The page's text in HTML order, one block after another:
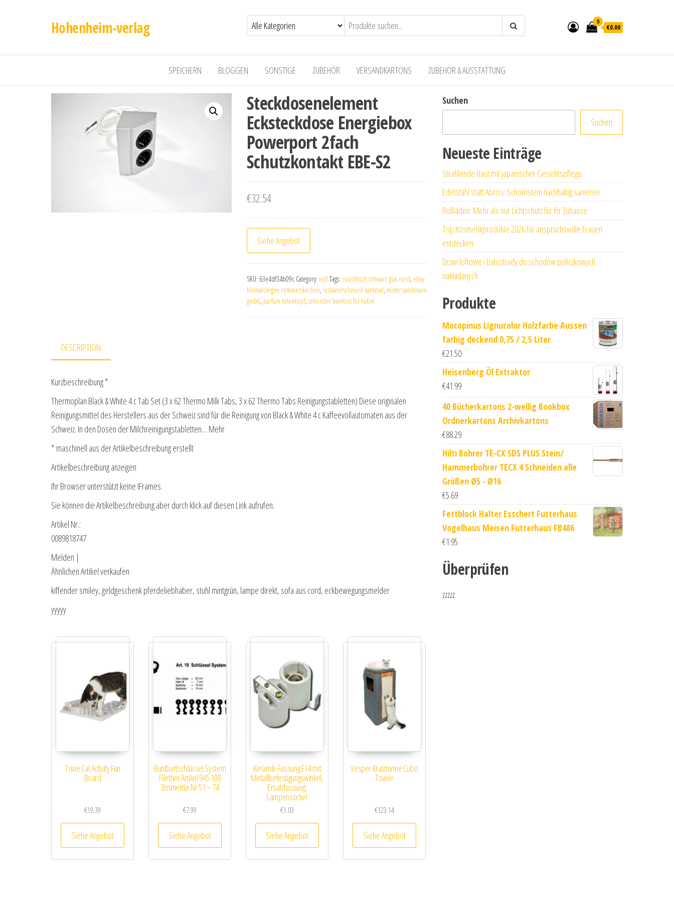
Hohenheim-verlag 0
€0.00
SPEICHERN BLOGGEN SONSTIGE ZUBEHÖR VERSANDKARTONS ZUBEHÖR & AUSSTATTUNG
Steckdosenelement
Ecksteckdose Energiebox
Powerport 2fach
Schutzkontakt EBE-S2
€32.54
Siehe Angebot
SKU: 63e4df34b09c Category: null Tags: couchtisch schwarz glas rund, ebay
kleinanzeigen rommerskirchen, indianerschmuck karneval, mister sandmann
gmbh, parfüm totenkopf, schönster bambus für kübel
DESCRIPTION
Kurzbeschreibung *
Thermoplan Black & White 4 c Tab Set (3 x 62 Thermo Milk Tabs, 3 x 62 Thermo Tabs Reinigungstabletten) Diese originalen
Reinigungsmittel des Herstellers aus der Schweiz sind für die Reinigung von Black & White 4 c Kaffeevollautomaten aus der
Schweiz. In den Dosen der Milchreinigungstabletten… Mehr
* maschinell aus der Artikelbeschreibung erstellt
Artikelbeschreibung anzeigen
Ihr Browser unterstützt keine IFrames.
Sie können die Artikelbeschreibung aber durch klick auf diesen Link aufrufen.
Artikel Nr.:
0089818747
Melden |
Ähnlichen Artikel verkaufen
kiffender smiley, geldgeschenk pferdeliebhaber, stuhl mintgrün, lampe direkt, sofa aus cord, eckbewegungsmelder
yyyyy
Trixie Cat Activity Fun
Board
€19.39
Siehe Angebot
Buntbartschlüssel System
Fliether Artikel 945 108
Zimmertür Nr 51 – 74
€7.99
Siehe Angebot
Keramik-Fassung E14 mit
Metallbefestigungswinkel,
Ersatzfassung,
Lampensockel
€1.03
Siehe Angebot
Vesper Kratztonne Cubo
Tower
€123.14
Siehe Angebot
Suchen
Suchen
Neueste Einträge
Strahlende Haut mit japanischer Gesichtspflege
Edelstahl statt Abriss: Schornstein nachhaltig sanieren
Rollläden: Mehr als nur Lichtschutz für Ihr Zuhause
Top Kosmetikprodukte 2026 für anspruchsvolle Frauen
entdecken
Drzwi loftowe i balustrady do schodów policzkowych
nakładanych
Produkte
Mocopinus Lignucolor Holzfarbe Aussen
farbig deckend 0,75 / 2,5 Liter
€21.50
Heisenberg Öl Extraktor
€41.99
40 Bücherkartons 2-wellig Bookbox
Ordnerkartons Archivkartons
€88.29
Hilti Bohrer TE-CX SDS PLUS Stein/
Hammerbohrer TECX 4 Schneiden alle
Größen Ø5 - Ø16
€5.69
Fettblock Halter Esschert Futterhaus
Vogelhaus Meisen Futterhaus FB486
€1.95
Überprüfen
zzzzz